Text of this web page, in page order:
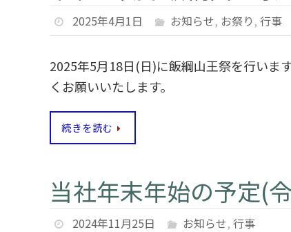
2025年4月1日 お知らせ, お祭り , 行事
2025年5月18日(日)に飯綱山王祭を行いま
くお願いいたします。
続きを読む
当社年末年始の予定(
2024年11月25日 お知らせ, 行事